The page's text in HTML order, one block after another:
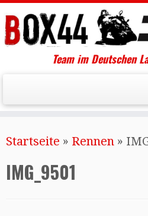
Team im Deutschen
Startseite » Rennen »
IMG_9501